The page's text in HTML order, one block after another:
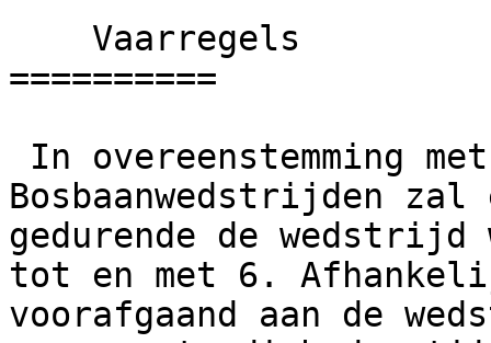
==========
Bosbaanwedstrijden zal
gedurende de wedstrijd
tot en met 6.
voorafgaand aan de